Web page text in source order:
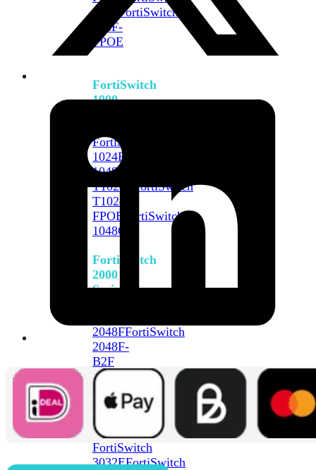
648F
FortiSwitch
648F-
FPOE
FortiSwitch
1000
FortiSwitch
1024E
1048E
T1024E
FortiSwitch
T1024F-
FPOE
FortiSwitch
1048G
FortiSwitch
2000
Series
2048FFortiSwitch
2048F-
B2F
FortiSwitch
3000
Series
FortiSwitch
3032EFortiSwitch